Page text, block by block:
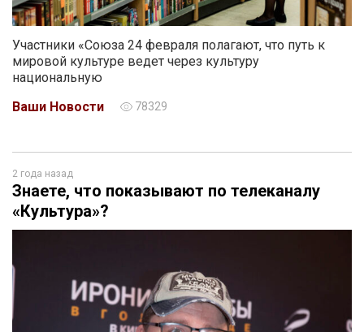
Участники «Союза 24 февраля полагают, что путь к
мировой культуре ведет через культуру
национальную
Ваши Новости
78329
2 года назад
Знаете, что показывают по телеканалу
«Культура»?